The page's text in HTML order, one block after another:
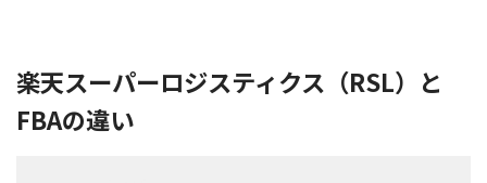
楽天スーパーロジスティクス（RSL）と
FBAの違い